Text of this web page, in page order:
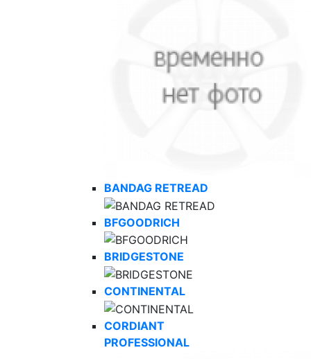
BANDAG RETREAD
BFGOODRICH
BRIDGESTONE
CONTINENTAL
CORDIANT
PROFESSIONAL